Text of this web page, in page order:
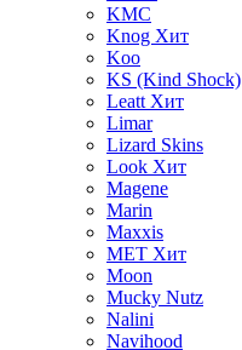
KMC
Knog Хит
Koo
KS (Kind Shock)
Leatt Хит
Limar
Lizard Skins
Look Хит
Magene
Marin
Maxxis
MET Хит
Moon
Mucky Nutz
Nalini
Navihood